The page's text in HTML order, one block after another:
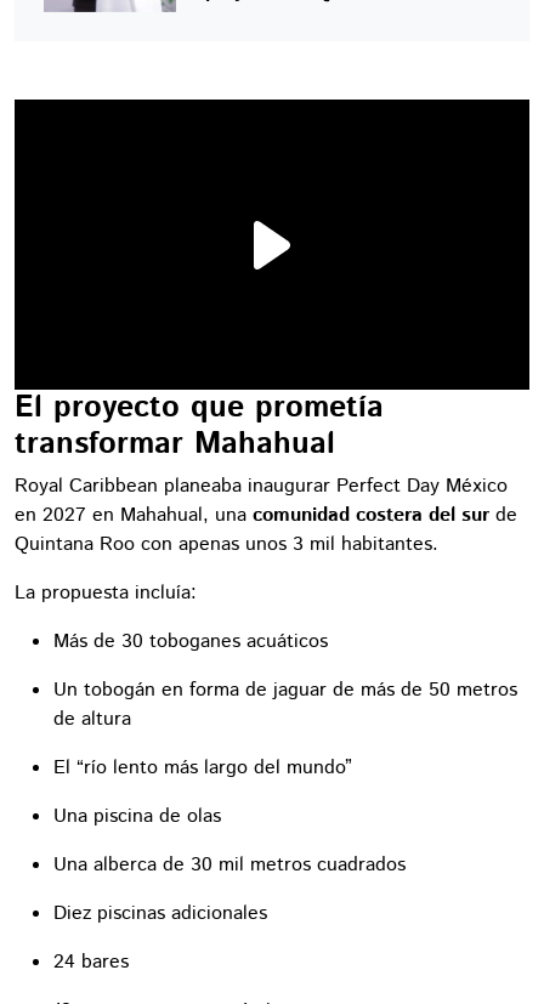
El proyecto que prometía
transformar Mahahual
Royal Caribbean planeaba inaugurar Perfect Day México
en 2027 en Mahahual, una comunidad costera del sur de
Quintana Roo con apenas unos 3 mil habitantes.
La propuesta incluía:
Más de 30 toboganes acuáticos
Un tobogán en forma de jaguar de más de 50 metros
de altura
El “río lento más largo del mundo”
Una piscina de olas
Una alberca de 30 mil metros cuadrados
Diez piscinas adicionales
24 bares